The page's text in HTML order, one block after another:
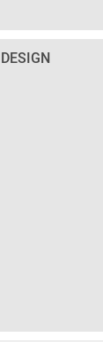
DESIGN